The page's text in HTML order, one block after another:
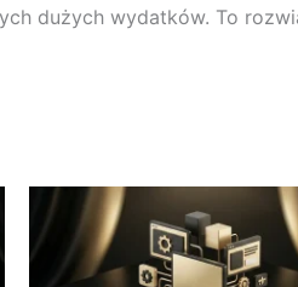
dużych wydatków. To